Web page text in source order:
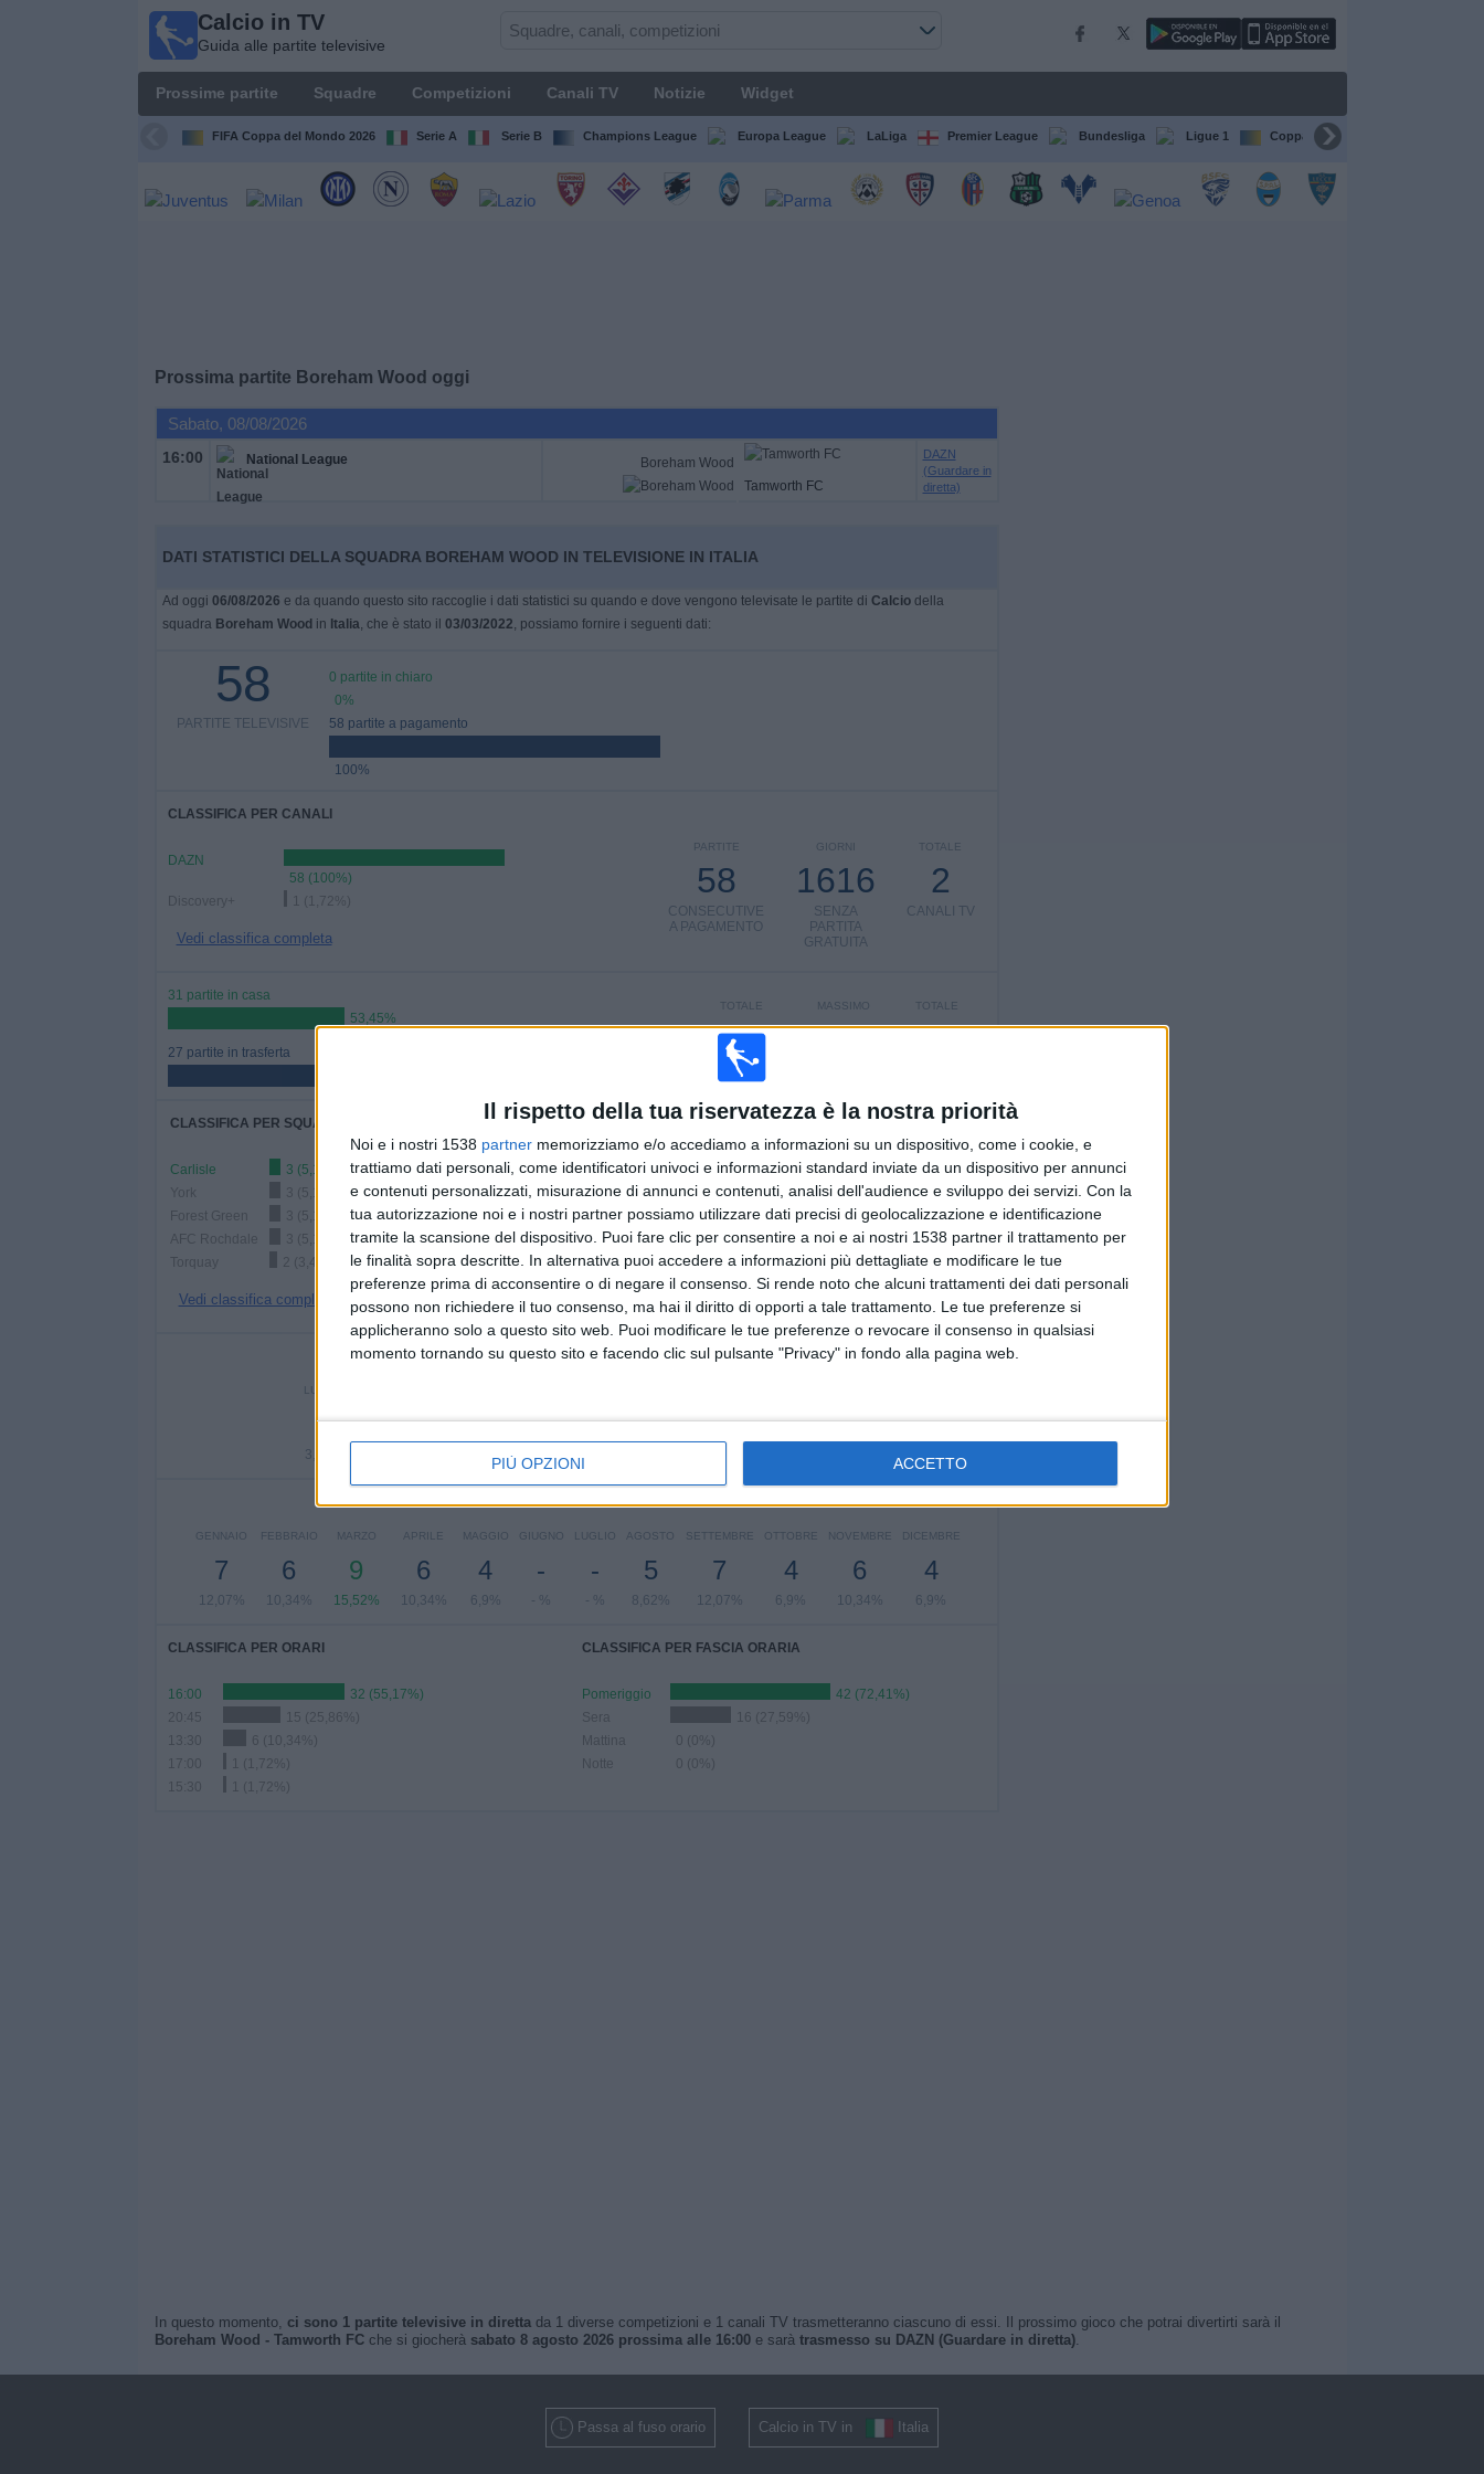
Il rispetto della tua riservatezza è la nostra priorità
Noi e i nostri 1538 partner memorizziamo e/o accediamo a informazioni su un dispositivo, come i cookie, e
trattiamo dati personali, come identificatori univoci e informazioni standard inviate da un dispositivo per annunci
e contenuti personalizzati, misurazione di annunci e contenuti, analisi dell'audience e sviluppo dei servizi. Con la
tua autorizzazione noi e i nostri partner possiamo utilizzare dati precisi di geolocalizzazione e identificazione
tramite la scansione del dispositivo. Puoi fare clic per consentire a noi e ai nostri 1538 partner il trattamento per
le finalità sopra descritte. In alternativa puoi accedere a informazioni più dettagliate e modificare le tue
preferenze prima di acconsentire o di negare il consenso. Si rende noto che alcuni trattamenti dei dati personali
possono non richiedere il tuo consenso, ma hai il diritto di opporti a tale trattamento. Le tue preferenze si
applicheranno solo a questo sito web. Puoi modificare le tue preferenze o revocare il consenso in qualsiasi
momento tornando su questo sito e facendo clic sul pulsante "Privacy" in fondo alla pagina web.
PIÙ OPZIONI ACCETTO
Calcio in TV
Guida alle partite televisive
Prossime partite Squadre Competizioni Canali TV Notizie Widget
FIFA Coppa del Mondo 2026 Serie A Serie B Champions League Europa League LaLiga Premier League Bundesliga Ligue 1 Coppa del Mondo FIFA per club
Prossima partite Boreham Wood oggi
Sabato, 08/08/2026
16:00 National League
Boreham Wood
Tamworth FC
DAZN
(Guardare in
diretta)
DATI STATISTICI DELLA SQUADRA BOREHAM WOOD IN TELEVISIONE IN ITALIA
Ad oggi 06/08/2026 e da quando questo sito raccoglie i dati statistici su quando e dove vengono televisate le partite di Calciodella
squadra Boreham Wood in Italia, che è stato il 03/03/2022, possiamo fornire i seguenti dati:
58
PARTITE TELEVISIVE
0 partite in chiaro
0%
58 partite a pagamento
100%
CLASSIFICA PER CANALI
DAZN
58 (100%)
Discovery+
1 (1,72%)
Vedi classifica completa
TOTALE
2
CANALI TV
GIORNI
1616
SENZA
PARTITA
GRATUITA
PARTITE
58
CONSECUTIVE
A PAGAMENTO
31 partite in casa
53,45%
27 partite in trasferta
TOTALE
30
MASSIMO
3
TOTALE
3
COMPETIZIONI
CLASSIFICA PER SQUADRE
Carlisle
3 (5,17%)
York
3 (5,17%)
Forest Green
3 (5,17%)
AFC Rochdale
3 (5,17%)
Torquay
2 (3,45%)
Vedi classifica completa
CLASSIFICA PER COMPETIZIONI
National League
50 (86,21%)
National League South
5 (8,62%)
FA Cup
3 (5,17%)
Vedi classifica completa
NUMERO DI PARTITE PER GIORNO DELLA SETTIMANA
LUNEDÌ
2
3,45%
10 6
10,34%
1
1,72%
2 32 5
NUMERO DI PARTITE PER MESE
GENNAIO
7
12,07%
FEBBRAIO
6
10,34%
MARZO
9
15,52%
APRILE
6
10,34%
MAGGIO
4
6,9%
GIUGNO
-
- %
LUGLIO
-
- %
AGOSTO
5
8,62%
SETTEMBRE
7
12,07%
OTTOBRE
4
6,9%
NOVEMBRE
6
10,34%
DICEMBRE
4
6,9%
CLASSIFICA PER ORARI
16:00
32 (55,17%)
20:45
15 (25,86%)
13:30
6 (10,34%)
17:00
1 (1,72%)
15:30
1 (1,72%)
CLASSIFICA PER FASCIA ORARIA
Pomeriggio
42 (72,41%)
Sera
16 (27,59%)
Mattina
0 (0%)
Notte
0 (0%)
In questo momento, ci sono 1 partite televisive in direttada 1 diverse competizioni e 1 canali TV trasmetteranno ciascuno di essi. Il prossimo gioco che potrai divertirti sarà il
Boreham Wood - Tamworth FCche si giocherà sabato 8 agosto 2026 prossima alle 16:00e sarà trasmesso su DAZN (Guardare in diretta).
Passa al fuso orario Calcio in TV in Italia